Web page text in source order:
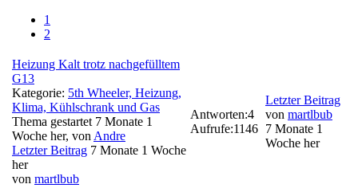
1
2
Heizung Kalt trotz nachgefülltem
G13
Kategorie: 5th Wheeler, Heizung,
Klima, Kühlschrank und Gas
Thema gestartet 7 Monate 1
Woche her, von Andre
Letzter Beitrag 7 Monate 1 Woche
her
von martlbub
Antworten:4
Aufrufe:1146
Letzter Beitrag
von martlbub
7 Monate 1
Woche her